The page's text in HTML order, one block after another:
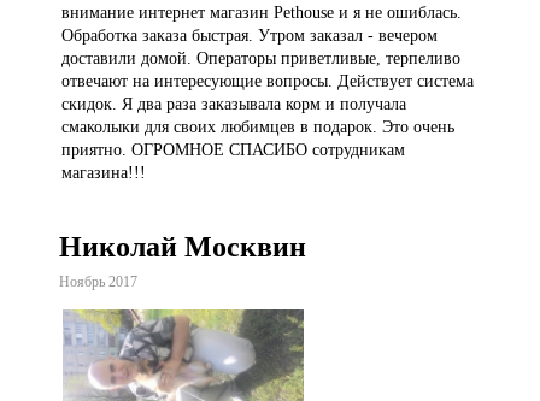
внимание интернет магазин Рethouse и я не ошиблась.
Обработка заказа быстрая. Утром заказал - вечером
доставили домой. Операторы приветливые, терпеливо
отвечают на интересующие вопросы. Действует система
скидок. Я два раза заказывала корм и получала
смаколыки для своих любимцев в подарок. Это очень
приятно. ОГРОМНОЕ СПАСИБО сотрудникам
магазина!!!
Николай Москвин
Ноябрь 2017